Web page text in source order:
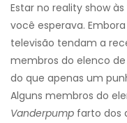
Estar no reality show
você esperava.
televisão tendam a
membros do elenco
do que apenas um
Alguns membros do
Vanderpump farto dos